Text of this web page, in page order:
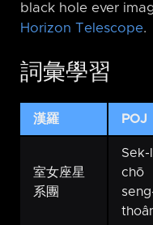
black hole ever
Horizon Telescope.
詞彙學習
漢羅 POJ
室女座星
系團
Sek-
chō